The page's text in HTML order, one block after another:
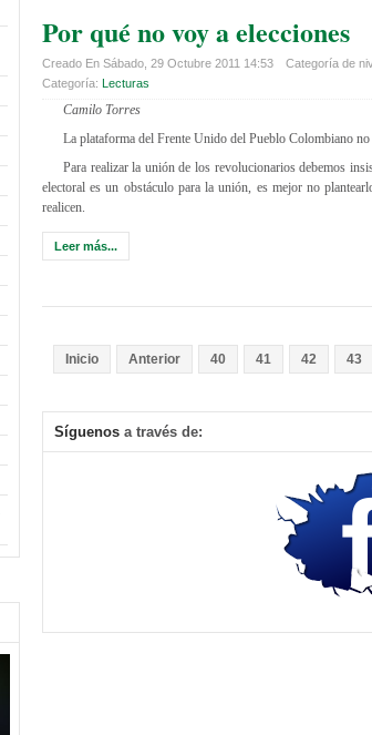
Por qué no voy a elecciones
Creado En Sábado, 29 Octubre 2011 14:53 Categoría de
Categoría: Lecturas
Camilo Torres
La plataforma del Frente Unido del Pueblo Colombiano
Para realizar la unión de los revolucionarios debemos
electoral es un obstáculo para la unión, es mejor no
realicen.
Leer más...
Inicio Anterior 40 41 42 43
Síguenos a través de: